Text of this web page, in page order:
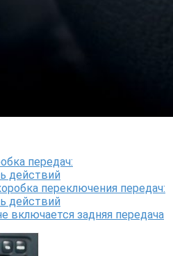
передач:
действий
переключения передач:
действий
включается задняя передача